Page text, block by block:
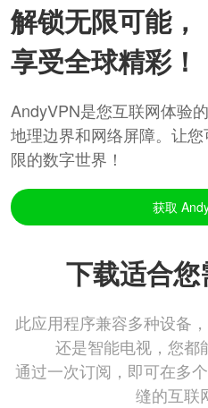
解锁无限可能，
享受全球精彩！
AndyVPN是您互联网体验
地理边界和网络屏障。让
限的数字世界！
获取
下载适合
此应用程序兼容多种设备
还是智能电视，您都
通过一次订阅，即可在多
缝的互联